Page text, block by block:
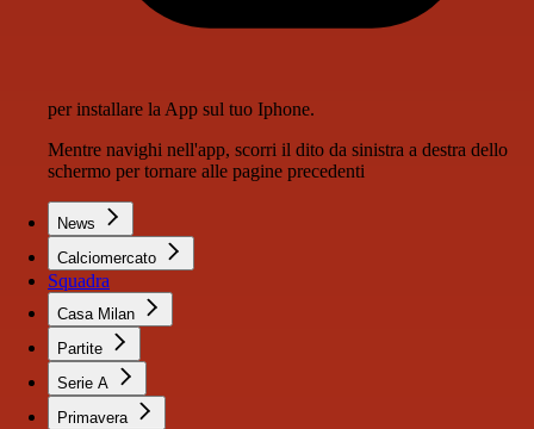
per installare la App sul tuo Iphone.
Mentre navighi nell'app, scorri il dito da sinistra a destra dello
schermo per tornare alle pagine precedenti
News
Calciomercato
Squadra
Casa Milan
Partite
Serie A
Primavera